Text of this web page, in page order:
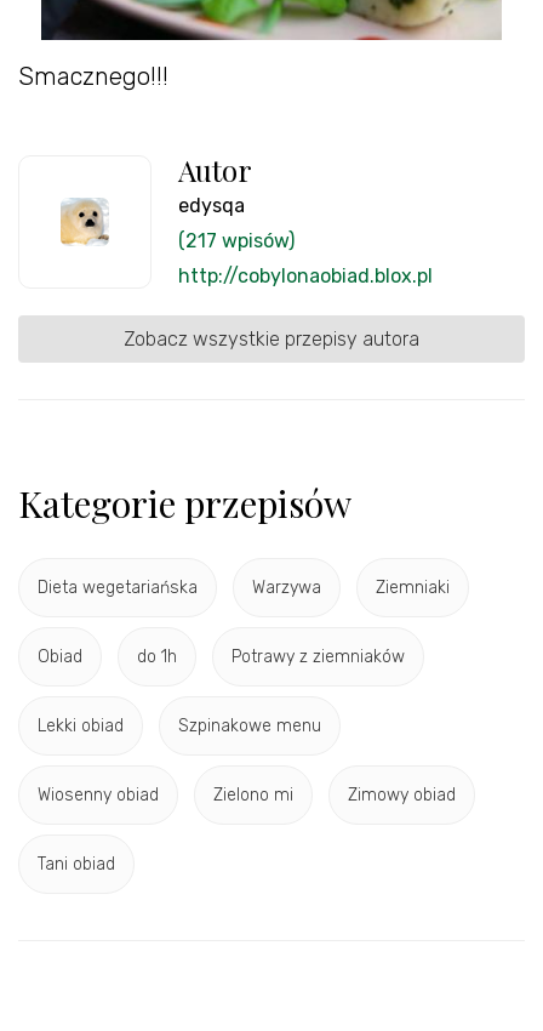
Smacznego!!!
Autor
edysqa
(217 wpisów)
http://cobylonaobiad.blox.pl
Zobacz wszystkie przepisy autora
Kategorie przepisów
Dieta wegetariańska Warzywa Ziemniaki
Obiad do 1h Potrawy z ziemniaków
Lekki obiad Szpinakowe menu
Wiosenny obiad Zielono mi Zimowy obiad
Tani obiad